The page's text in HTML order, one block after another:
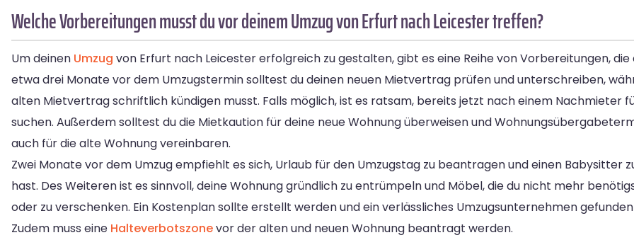
Welche Vorbereitungen musst du vor deinem Umzug von Erfurt nach Leicester treffen?
Um deinen Umzug von Erfurt nach Leicester erfolgreich zu gestalten, gibt es eine Reihe von Vorbereitungen,
etwa drei Monate vor dem Umzugstermin solltest du deinen neuen Mietvertrag prüfen und unterschreiben,
alten Mietvertrag schriftlich kündigen musst. Falls möglich, ist es ratsam, bereits jetzt nach einem Nachmieter
suchen. Außerdem solltest du die Mietkaution für deine neue Wohnung überweisen und
auch für die alte Wohnung vereinbaren.
Zwei Monate vor dem Umzug empfiehlt es sich, Urlaub für den Umzugstag zu beantragen und einen Babysitter
hast. Des Weiteren ist es sinnvoll, deine Wohnung gründlich zu entrümpeln und Möbel, die du nicht mehr
oder zu verschenken. Ein Kostenplan sollte erstellt werden und ein verlässliches Umzugsunternehmen
Zudem muss eine Halteverbotszonevor der alten und neuen Wohnung beantragt werden.